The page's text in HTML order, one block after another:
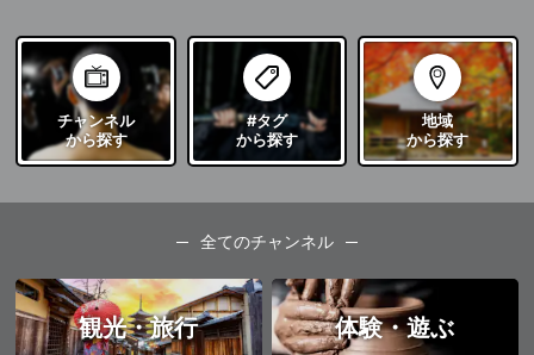
チャンネル
から探す
#タグ
から探す
地域
から探す
全てのチャンネル
観光・旅行 体験・遊ぶ